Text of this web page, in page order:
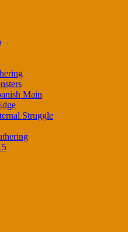
Main
Struggle